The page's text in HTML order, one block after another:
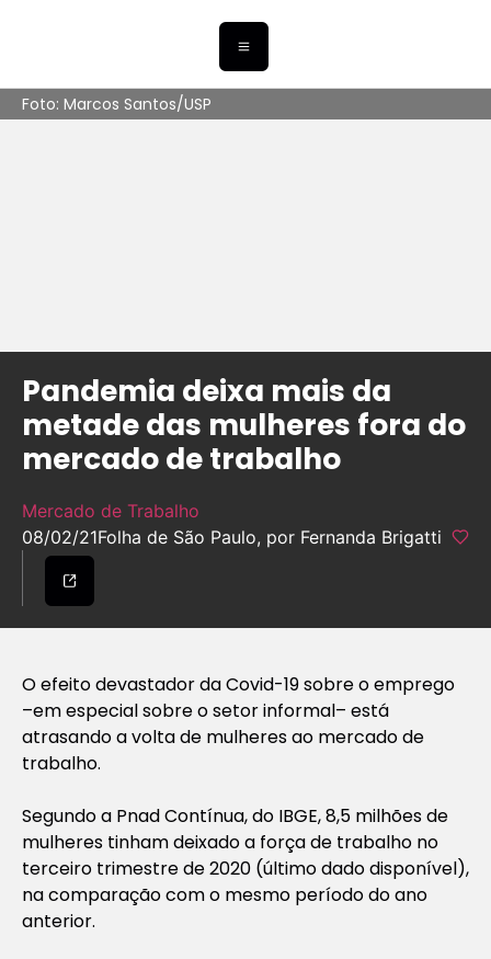
Foto: Marcos Santos/USP
Pandemia deixa mais da
metade das mulheres fora do
mercado de trabalho
Mercado de Trabalho
08/02/21Folha de São Paulo, por Fernanda Brigatti
O efeito devastador da Covid-19 sobre o emprego
–em especial sobre o setor informal– está
atrasando a volta de mulheres ao mercado de
trabalho.
Segundo a Pnad Contínua, do IBGE, 8,5 milhões de
mulheres tinham deixado a força de trabalho no
terceiro trimestre de 2020 (último dado disponível),
na comparação com o mesmo período do ano
anterior.